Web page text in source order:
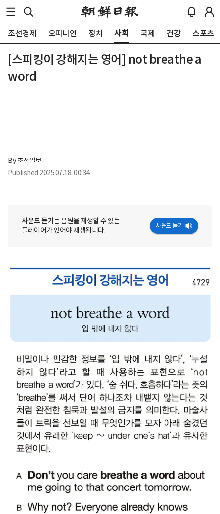
조선경제 오피니언 정치 사회 국제 건강 스포츠
[스피킹이 강해지는 영어] not breathe a
word
By 조선일보
Published 2025.07.18. 00:34
사운드 듣기는 음원을 재생할 수 있는
플레이어가 있어야 재생됩니다.
사운드 듣기